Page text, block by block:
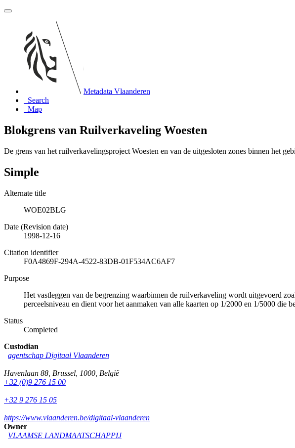
Metadata Vlaanderen
Search
Map
Blokgrens van Ruilverkaveling Woesten
De grens van het ruilverkavelingsproject Woesten en van de uitgesloten zones binnen het
Simple
Alternate title
WOE02BLG
Date (Revision date)
1998-12-16
Citation identifier
F0A4869F-294A-4522-83DB-01F534AC6AF7
Purpose
Het vastleggen van de begrenzing waarbinnen de ruilverkaveling wordt uitgevoerd
perceelsniveau en dient voor het aanmaken van alle kaarten op 1/2000 en 1/5000 die
Status
Completed
Custodian
agentschap Digitaal Vlaanderen
Havenlaan 88 Brussel 1000 België
+32 (0)9 276 15 00
+32 9 276 15 05
https://www.vlaanderen.be/digitaal-vlaanderen
Owner
VLAAMSE LANDMAATSCHAPPIJ